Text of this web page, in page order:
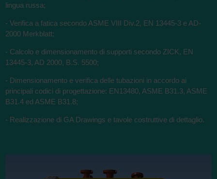
lingua russa;
- Verifica a fatica secondo ASME VIII Div.2, EN 13445-3 e AD-
2000 Merkblatt;
- Calcolo e dimensionamento di supporti secondo ZICK, EN
13445-3, AD 2000, B.S. 5500;
- Dimensionamento e verifica delle tubazioni in accordo ai
principali codici di progettazione: EN13480, ASME B31.3, ASME
B31.4 ed ASME B31.8;
- Realizzazione di GA Drawings e tavole costruttive di dettaglio.